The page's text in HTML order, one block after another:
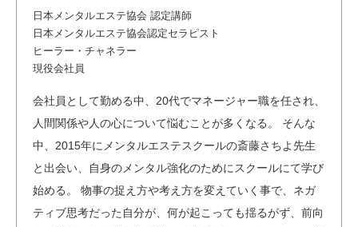
日本メンタルエステ協会 認定講師
日本メンタルエステ協会認定セラピスト
ヒーラー・チャネラー
現役会社員
会社員として勤める中、20代でマネージャー職を任され、
人間関係や人の心について悩むことが多くなる。 そんな
中、2015年にメンタルエステスクールの斎藤さちよ先生
と出会い、自身のメンタル強化のためにスクールにて学び
始める。 物事の捉え方や考え方を変えていく事で、ネガ
ティブ思考だった自分が、何が起こっても揺るがず、前向